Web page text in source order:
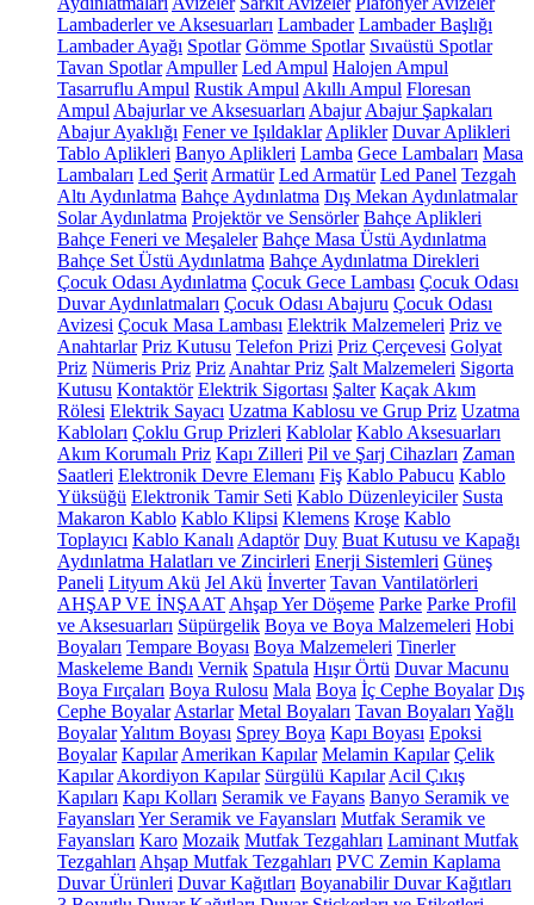
Lambaderler ve Aksesuarları Lambader Lambader Başlığı
Lambader Ayağı Spotlar Gömme Spotlar Sıvaüstü Spotlar
Tavan Spotlar Ampuller Led Ampul Halojen Ampul
Tasarruflu Ampul Rustik Ampul Akıllı Ampul Floresan
Ampul Abajurlar ve Aksesuarları Abajur Abajur Şapkaları
Abajur Ayaklığı Fener ve Işıldaklar Aplikler Duvar Aplikleri
Tablo Aplikleri Banyo Aplikleri Lamba Gece Lambaları Masa
Lambaları Led Şerit Armatür Led Armatür Led Panel Tezgah
Altı Aydınlatma Bahçe Aydınlatma Dış Mekan Aydınlatmalar
Solar Aydınlatma Projektör ve Sensörler Bahçe Aplikleri
Bahçe Feneri ve Meşaleler Bahçe Masa Üstü Aydınlatma
Bahçe Set Üstü Aydınlatma Bahçe Aydınlatma Direkleri
Çocuk Odası Aydınlatma Çocuk Gece Lambası Çocuk Odası
Duvar Aydınlatmaları Çocuk Odası Abajuru Çocuk Odası
Avizesi Çocuk Masa Lambası Elektrik Malzemeleri Priz ve
Anahtarlar Priz Kutusu Telefon Prizi Priz Çerçevesi Golyat
Priz Nümeris Priz Priz Anahtar Priz Şalt Malzemeleri Sigorta
Kutusu Kontaktör Elektrik Sigortası Şalter Kaçak Akım
Rölesi Elektrik Sayacı Uzatma Kablosu ve Grup Priz Uzatma
Kabloları Çoklu Grup Prizleri Kablolar Kablo Aksesuarları
Akım Korumalı Priz Kapı Zilleri Pil ve Şarj Cihazları Zaman
Saatleri Elektronik Devre Elemanı Fiş Kablo Pabucu Kablo
Yüksüğü Elektronik Tamir Seti Kablo Düzenleyiciler Susta
Makaron Kablo Kablo Klipsi Klemens Kroşe Kablo
Toplayıcı Kablo Kanalı Adaptör Duy Buat Kutusu ve Kapağı
Aydınlatma Halatları ve Zincirleri Enerji Sistemleri Güneş
Paneli Lityum Akü Jel Akü İnverter Tavan Vantilatörleri
AHŞAP VE İNŞAAT Ahşap Yer Döşeme Parke Parke Profil
ve Aksesuarları Süpürgelik Boya ve Boya Malzemeleri Hobi
Boyaları Tempare Boyası Boya Malzemeleri Tinerler
Maskeleme Bandı Vernik Spatula Hışır Örtü Duvar Macunu
Boya Fırçaları Boya Rulosu Mala Boya İç Cephe Boyalar Dış
Cephe Boyalar Astarlar Metal Boyaları Tavan Boyaları Yağlı
BoyalarYalıtım Boyası Sprey Boya Kapı Boyası Epoksi
Boyalar Kapılar Amerikan Kapılar Melamin Kapılar Çelik
Kapılar Akordiyon Kapılar Sürgülü Kapılar Acil Çıkış
Kapıları Kapı Kolları Seramik ve Fayans Banyo Seramik ve
Fayansları Yer Seramik ve Fayansları Mutfak Seramik ve
Fayansları Karo Mozaik Mutfak Tezgahları Laminant Mutfak
Tezgahları Ahşap Mutfak Tezgahları PVC Zemin Kaplama
Duvar Ürünleri Duvar Kağıtları Boyanabilir Duvar Kağıtları